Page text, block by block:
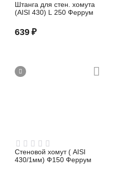
Штанга для стен. хомута
(AISI 430) L 250 Феррум
639 ₽
Стеновой хомут ( AISI
430/1мм) Ф150 Феррум